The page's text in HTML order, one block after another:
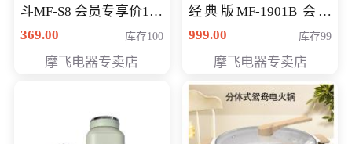
斗MF-S8 会员专享价168
元
369.00 库存100
摩飞电器专卖店
经典版MF-1901B 会员
专享价399元
999.00 库存99
摩飞电器专卖店